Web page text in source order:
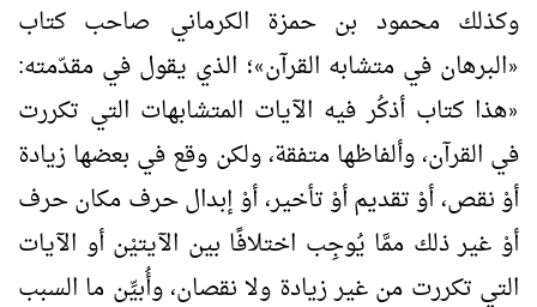
وكذلك محمود بن حمزة الكرماني صاحب كتاب
«البرهان في متشابه القرآن»؛ الذي يقول في مقدّمته:
«هذا كتاب أذكُر فيه الآيات المتشابهات التي تكررت
في القرآن، وألفاظها متفقة، ولكن وقع في بعضها زيادة
أوْ نقص، أوْ تقديم أوْ تأخير، أوْ إبدال حرف مكان حرف
أوْ غير ذلك ممَّا يُوجِب اختلافًا بين الآيتيْن أو الآيات
التي تكررت من غير زيادة ولا نقصان، وأُبيِّن ما السبب